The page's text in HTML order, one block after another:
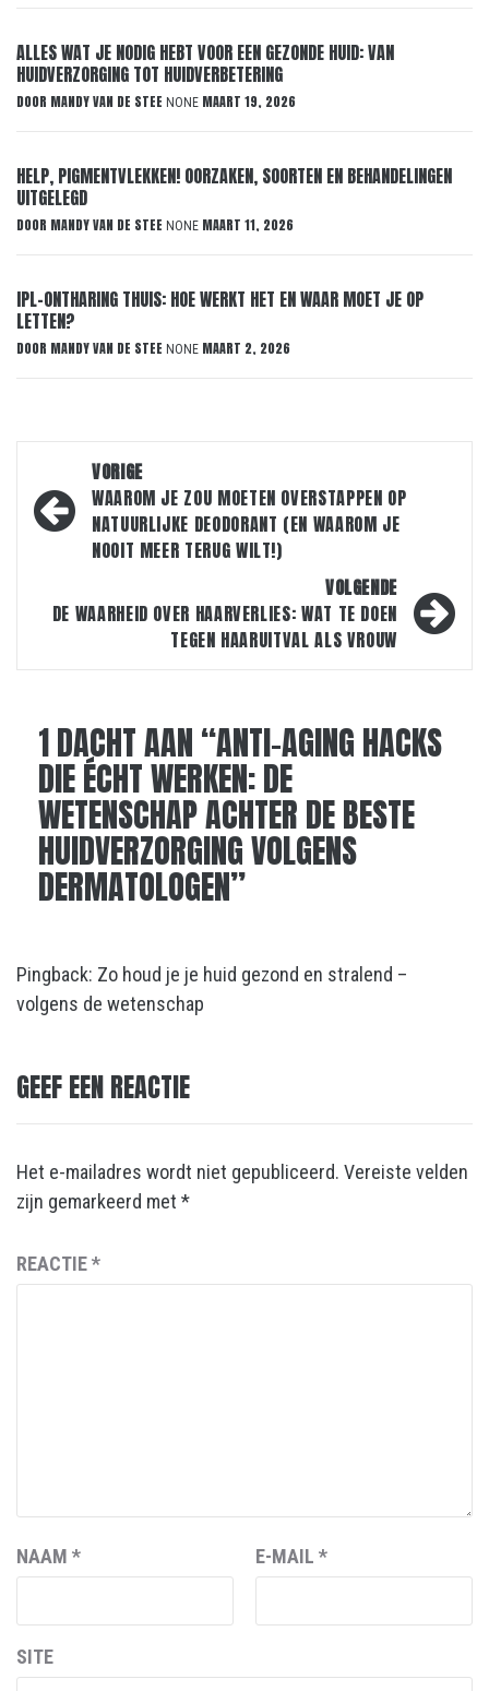
ALLES WAT JE NODIG HEBT VOOR EEN GEZONDE HUID: VAN
HUIDVERZORGING TOT HUIDVERBETERING
DOOR MANDY VAN DE STEE NONE MAART 19, 2026
HELP, PIGMENTVLEKKEN! OORZAKEN, SOORTEN EN BEHANDELINGEN
UITGELEGD
DOOR MANDY VAN DE STEE NONE MAART 11, 2026
IPL-ONTHARING THUIS: HOE WERKT HET EN WAAR MOET JE OP
LETTEN?
DOOR MANDY VAN DE STEE NONE MAART 2, 2026
Bericht
navigatie
VORIGE
WAAROM JE ZOU MOETEN OVERSTAPPEN OP
NATUURLIJKE DEODORANT (EN WAAROM JE
NOOIT MEER TERUG WILT!)
VOLGENDE
DE WAARHEID OVER HAARVERLIES: WAT TE DOEN
TEGEN HAARUITVAL ALS VROUW
1 DACHT AAN “ANTI-AGING HACKS
DIE ÉCHT WERKEN: DE
WETENSCHAP ACHTER DE BESTE
HUIDVERZORGING VOLGENS
DERMATOLOGEN”
Pingback: Zo houd je je huid gezond en stralend –
volgens de wetenschap
GEEF EEN REACTIE
Het e-mailadres wordt niet gepubliceerd. Vereiste velden
zijn gemarkeerd met *
REACTIE*
NAAM * E-MAIL *
SITE